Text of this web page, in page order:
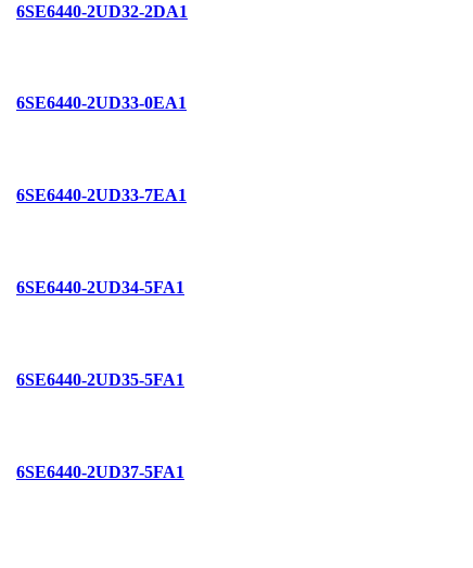
6SE6440-2UD32-2DA1
6SE6440-2UD33-0EA1
6SE6440-2UD33-7EA1
6SE6440-2UD34-5FA1
6SE6440-2UD35-5FA1
6SE6440-2UD37-5FA1